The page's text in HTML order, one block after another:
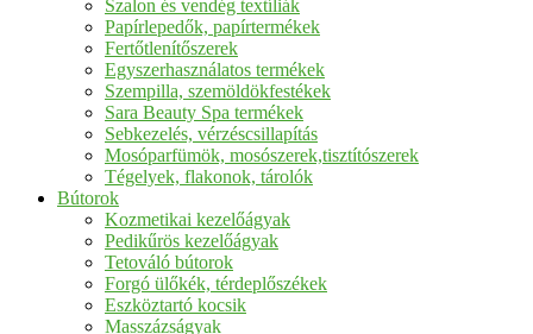
Szalon és vendég textíliák
Papírlepedők, papírtermékek
Fertőtlenítőszerek
Egyszerhasználatos termékek
Szempilla, szemöldökfestékek
Sara Beauty Spa termékek
Sebkezelés, vérzéscsillapítás
Mosóparfümök, mosószerek,tisztítószerek
Tégelyek, flakonok, tárolók
Bútorok
Kozmetikai kezelőágyak
Pedikűrös kezelőágyak
Tetováló bútorok
Forgó ülőkék, térdeplőszékek
Eszköztartó kocsik
Masszázságyak